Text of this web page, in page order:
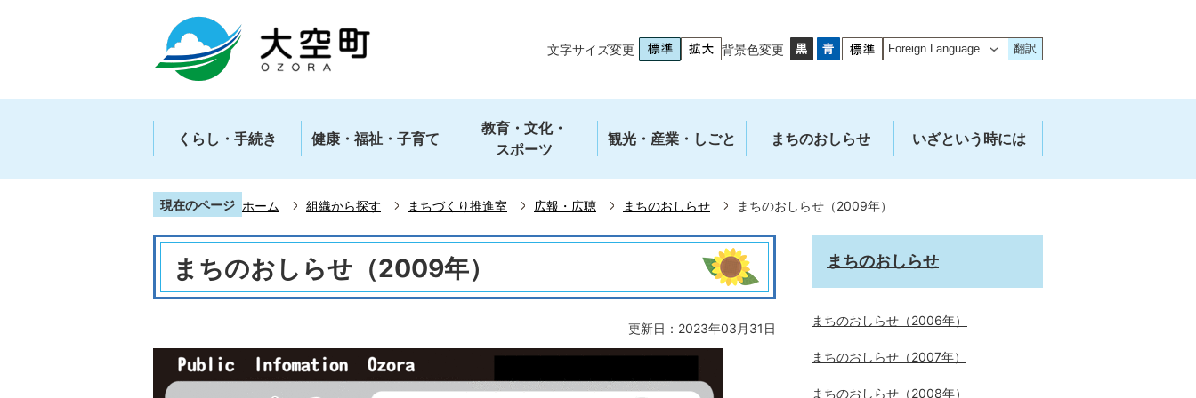
文字サイズ変更 背景色変更 翻訳
くらし・手続き 健康・福祉・子育て
教育・文化・
スポーツ
観光・産業・しごと まちのおしらせ いざという時には
現在のページ ホーム 組織から探す まちづくり推進室 広報・広聴 まちのおしらせ まちのおしらせ（2009年）
まちのおしらせ（2009年）
更新日：2023年03月31日
まちのおしらせ
まちのおしらせ（2006年）
まちのおしらせ（2007年）
まちのおしらせ（2008年）